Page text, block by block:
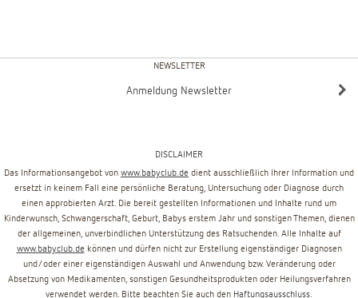
NEWSLETTER
Anmeldung Newsletter
DISCLAIMER
Das Informationsangebot von www.babyclub.de dient ausschließlich Ihrer Information und
ersetzt in keinem Fall eine persönliche Beratung, Untersuchung oder Diagnose durch
einen approbierten Arzt. Die bereit gestellten Informationen und Inhalte rund um
Kinderwunsch, Schwangerschaft, Geburt, Babys erstem Jahr und sonstigen Themen, dienen
der allgemeinen, unverbindlichen Unterstützung des Ratsuchenden. Alle Inhalte auf
www.babyclub.de können und dürfen nicht zur Erstellung eigenständiger Diagnosen
und/oder einer eigenständigen Auswahl und Anwendung bzw. Veränderung oder
Absetzung von Medikamenten, sonstigen Gesundheitsprodukten oder Heilungsverfahren
verwendet werden. Bitte beachten Sie auch den Haftungsausschluss.